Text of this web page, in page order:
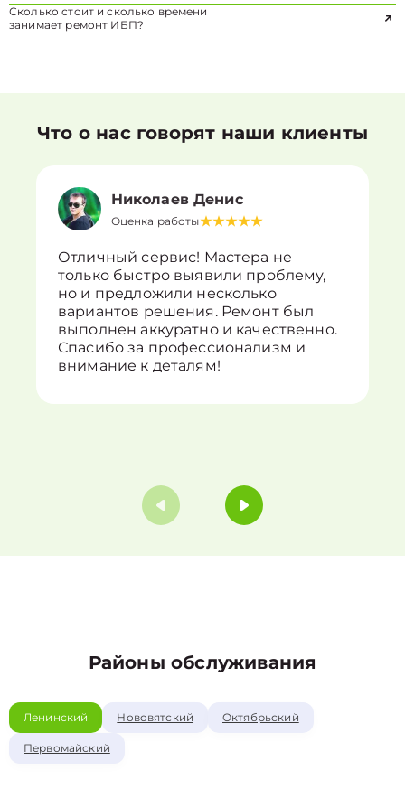
Сколько стоит и сколько времени
занимает ремонт ИБП?
Что о нас говорят наши клиенты
Николаев Денис
Оценка работы
Отличный сервис! Мастера не
только быстро выявили проблему,
но и предложили несколько
вариантов решения. Ремонт был
выполнен аккуратно и качественно.
Спасибо за профессионализм и
внимание к деталям!
Районы обслуживания
Ленинский Нововятский Октябрьский
Первомайский